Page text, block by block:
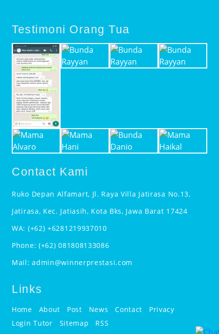
Testimoni Orang Tua
Contact Kami
Ruko Depan Alfamart, Jl. Raya Villa Jatirasa No.13,
Jatirasa, Kec. Jatiasih, Kota Bks, Jawa Barat 17424
WA: (+62) +6281219937010
Phone: (+62) 081808133086
Mail:admin@winnerprestasi.com
Links
Home About Post News Contact
Privacy
Login Tutor
Sitemap RSS